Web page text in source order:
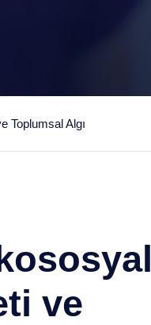
Toplumsal Algı
ve